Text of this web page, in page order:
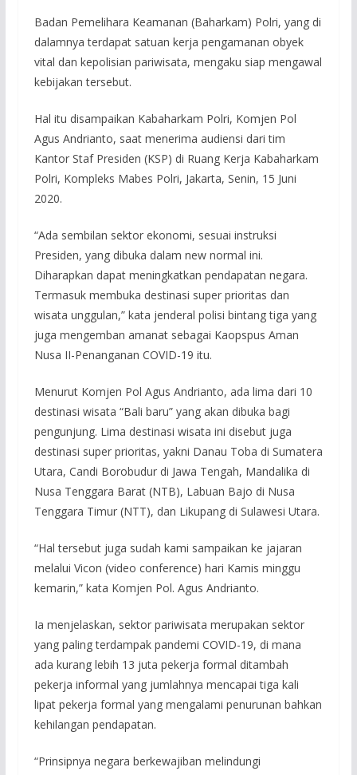
Badan Pemelihara Keamanan (Baharkam) Polri, yang di
dalamnya terdapat satuan kerja pengamanan obyek
vital dan kepolisian pariwisata, mengaku siap mengawal
kebijakan tersebut.
Hal itu disampaikan Kabaharkam Polri, Komjen Pol
Agus Andrianto, saat menerima audiensi dari tim
Kantor Staf Presiden (KSP) di Ruang Kerja Kabaharkam
Polri, Kompleks Mabes Polri, Jakarta, Senin, 15 Juni
2020.
“Ada sembilan sektor ekonomi, sesuai instruksi
Presiden, yang dibuka dalam new normal ini.
Diharapkan dapat meningkatkan pendapatan negara.
Termasuk membuka destinasi super prioritas dan
wisata unggulan,” kata jenderal polisi bintang tiga yang
juga mengemban amanat sebagai Kaopspus Aman
Nusa II-Penanganan COVID-19 itu.
Menurut Komjen Pol Agus Andrianto, ada lima dari 10
destinasi wisata “Bali baru” yang akan dibuka bagi
pengunjung. Lima destinasi wisata ini disebut juga
destinasi super prioritas, yakni Danau Toba di Sumatera
Utara, Candi Borobudur di Jawa Tengah, Mandalika di
Nusa Tenggara Barat (NTB), Labuan Bajo di Nusa
Tenggara Timur (NTT), dan Likupang di Sulawesi Utara.
“Hal tersebut juga sudah kami sampaikan ke jajaran
melalui Vicon (video conference) hari Kamis minggu
kemarin,” kata Komjen Pol. Agus Andrianto.
Ia menjelaskan, sektor pariwisata merupakan sektor
yang paling terdampak pandemi COVID-19, di mana
ada kurang lebih 13 juta pekerja formal ditambah
pekerja informal yang jumlahnya mencapai tiga kali
lipat pekerja formal yang mengalami penurunan bahkan
kehilangan pendapatan.
“Prinsipnya negara berkewajiban melindungi